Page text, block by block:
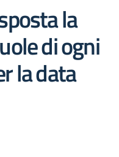
la
di ogni
la data